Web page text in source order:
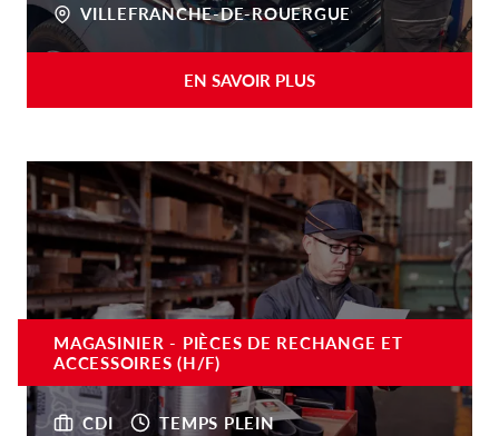
VILLEFRANCHE-DE-ROUERGUE
EN SAVOIR PLUS
MAGASINIER - PIÈCES DE RECHANGE ET
ACCESSOIRES (H/F)
CDI
TEMPS PLEIN